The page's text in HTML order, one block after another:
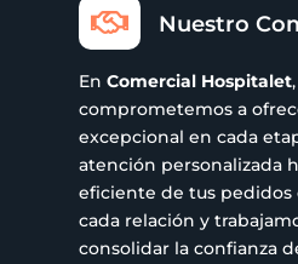
 Nuestro
En Comercial Hospitalet
comprometemos a
excepcional en cada
atención personalizada
eficiente de tus pedidos
cada relación y
consolidar la confianza